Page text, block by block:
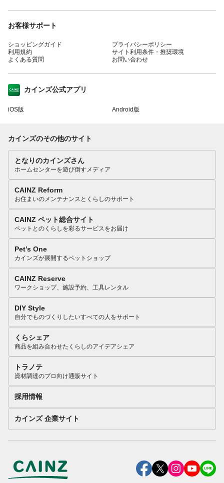
お客様サポート
ショッピングガイド
利用規約
よくある質問
プライバシーポリシー
サイト利用条件・推奨環境
お問い合わせ
カインズ公式アプリ
iOS版 Android版
カインズのその他のサイト
となりのカインズさん
ホームセンターを遊び倒すメディア
CAINZ Reform
お住まいのメンテナンスとくらしのサポート
CAINZ ペット総合サイト
ペットとのくらしを彩るサービスをお届け
Pet’s One
カインズが展開するペットショップ
CAINZ Reserve
ワークショップ、施設予約、工具レンタル
DIY Style
自分でものづくりしたいすべての人をサポート
くらシェア
商品を組み合わせたくらしのアイデアシェア
トラノテ
資材調達のプロ向け通販サイト
採用情報
カインズ 企業サイト